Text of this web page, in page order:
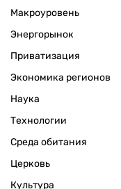
Макроуровень
Энергорынок
Приватизация
Экономика регионов
Наука
Технологии
Среда обитания
Церковь
Культура